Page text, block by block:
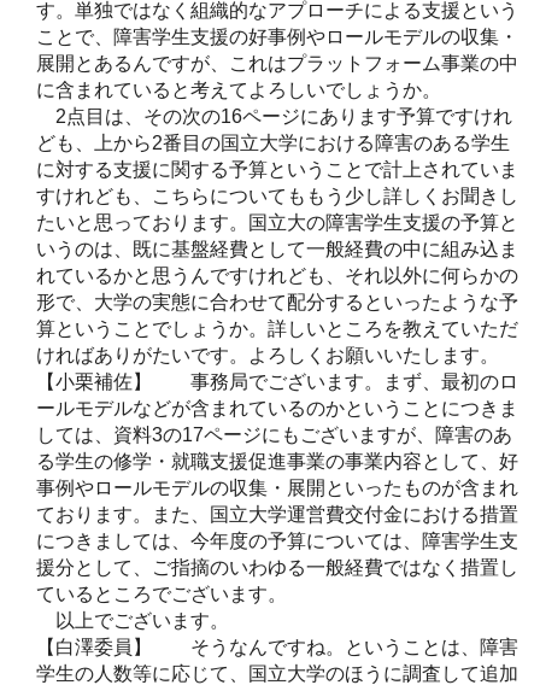
す。単独ではなく組織的なアプローチによる支援という
ことで、障害学生支援の好事例やロールモデルの収集・
展開とあるんですが、これはプラットフォーム事業の中
に含まれていると考えてよろしいでしょうか。
2点目は、その次の16ページにあります予算ですけれ
ども、上から2番目の国立大学における障害のある学生
に対する支援に関する予算ということで計上されていま
すけれども、こちらについてももう少し詳しくお聞きし
たいと思っております。国立大の障害学生支援の予算と
いうのは、既に基盤経費として一般経費の中に組み込ま
れているかと思うんですけれども、それ以外に何らかの
形で、大学の実態に合わせて配分するといったような予
算ということでしょうか。詳しいところを教えていただ
ければありがたいです。よろしくお願いいたします。
【小栗補佐】 事務局でございます。まず、最初のロ
ールモデルなどが含まれているのかということにつきま
しては、資料3の17ページにもございますが、障害のあ
る学生の修学・就職支援促進事業の事業内容として、好
事例やロールモデルの収集・展開といったものが含まれ
ております。また、国立大学運営費交付金における措置
につきましては、今年度の予算については、障害学生支
援分として、ご指摘のいわゆる一般経費ではなく措置し
ているところでございます。
以上でございます。
【白澤委員】 そうなんですね。ということは、障害
学生の人数等に応じて、国立大学のほうに調査して追加